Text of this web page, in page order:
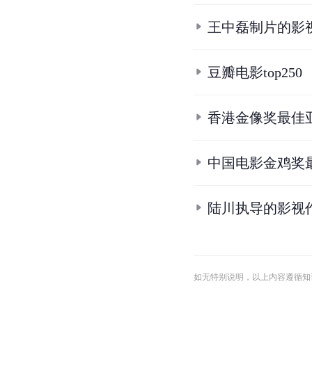
王中磊制片的影
豆瓣电影top250
香港金像奖最佳
中国电影金鸡奖
陆川执导的影视
如无特别说明，以上内容遵循